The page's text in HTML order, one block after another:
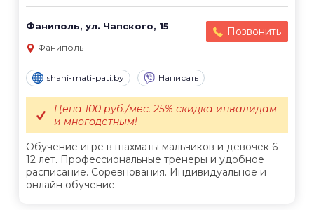
Фаниполь, ул. Чапского, 15 Позвонить
Фаниполь
shahi-mati-pati.by Написать
Обучение игре в шахматы мальчиков и девочек 6-
12 лет. Профессиональные тренеры и удобное
расписание. Соревнования. Индивидуальное и
онлайн обучение.
Цена 100 руб./мес. 25% скидка инвалидам
и многодетным!